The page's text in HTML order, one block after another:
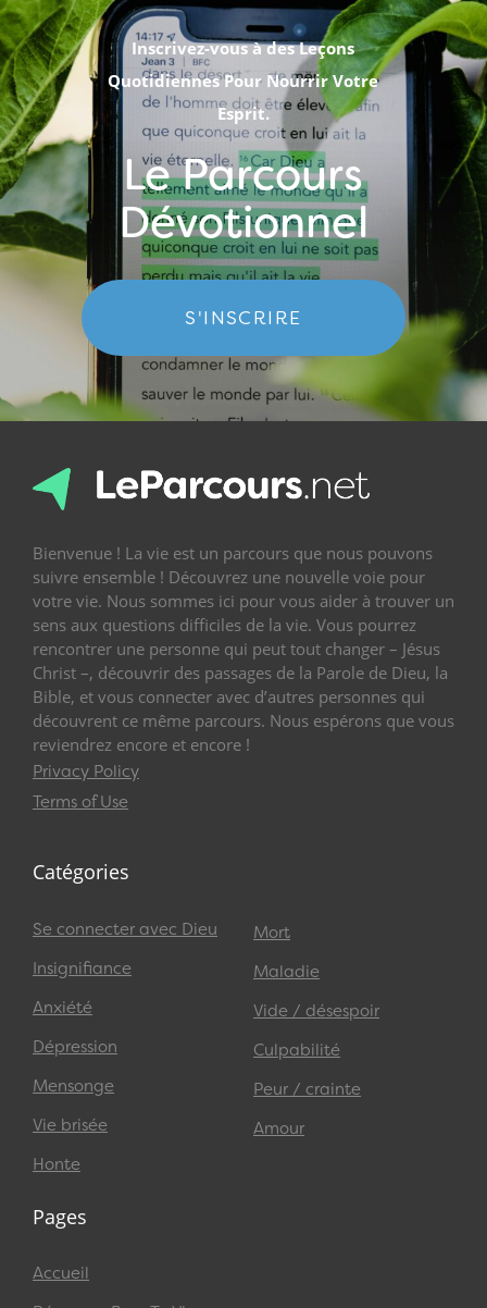
Inscrivez-vous à des Leçons
Quotidiennes Pour Nourrir Votre
Esprit.
Le Parcours
Dévotionnel
S'INSCRIRE
Bienvenue ! La vie est un parcours que nous pouvons
suivre ensemble ! Découvrez une nouvelle voie pour
votre vie. Nous sommes ici pour vous aider à trouver un
sens aux questions difficiles de la vie. Vous pourrez
rencontrer une personne qui peut tout changer – Jésus
Christ –, découvrir des passages de la Parole de Dieu, la
Bible, et vous connecter avec d’autres personnes qui
découvrent ce même parcours. Nous espérons que vous
reviendrez encore et encore !
Privacy Policy
Terms of Use
Catégories
Se connecter avec Dieu
Insignifiance
Anxiété
Dépression
Mensonge
Vie brisée
Honte
Mort
Maladie
Vide / désespoir
Culpabilité
Peur / crainte
Amour
Pages
Accueil